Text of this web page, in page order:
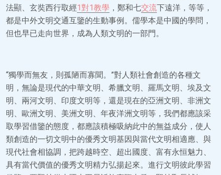
法顯、玄奘西行取經1對1教學 ，鄭和七交流下遠洋，等等，
都是中外文明交通互鑒的生動事例。儒學本是中國的學問，
但也早已走向世界，成為人類文明的一部門。
“獨學而無友，則孤陋而寡聞。”對人類社會創造的各種文
明，無論是現代的中華文明、希臘文明、羅馬文明、埃及文
明、兩河文明、印度文明等，還是現在的亞洲文明、非洲文
明、歐洲文明、美洲文明、年夜洋洲文明等，我們都應該采
取學習借鑒的態度，都應該積極吸納此中的無益成分，使人
類創造的一切文明中的優秀文明基因與當代文明相適應、與
現代社會相協調，把跨越時空、超出國度、富有永恒魅力、
具有當代價值的優秀文明精力弘揚起來。進行文明彼此學習